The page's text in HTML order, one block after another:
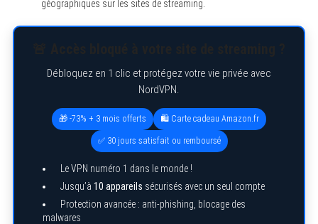
géographiques sur les sites de streaming.
Débloquez en 1 clic et protégez votre vie privée avec
NordVPN.
🎁 -73% + 3 mois offerts 🛍️ Carte cadeau Amazon.fr
✅ 30 jours satisfait ou remboursé
Le VPN numéro 1 dans le monde !
Jusqu’à 10 appareils sécurisés avec un seul compte
Protection avancée : anti-phishing, blocage des
malwares